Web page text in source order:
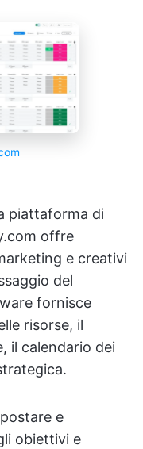
piattaforma di
offre
e creativi
del
fornisce
risorse, il
il calendario dei
e
obiettivi e